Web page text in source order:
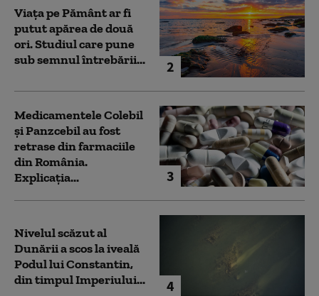
2
Viața pe Pământ ar fi
putut apărea de două
ori. Studiul care pune
sub semnul întrebării...
3
Medicamentele Colebil
și Panzcebil au fost
retrase din farmaciile
din România.
Explicația...
4
Nivelul scăzut al
Dunării a scos la iveală
Podul lui Constantin,
din timpul Imperiului...